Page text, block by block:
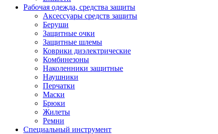
Рабочая одежда, средства защиты
Аксессуары средств защиты
Беруши
Защитные очки
Защитные шлемы
Коврики диэлектрические
Комбинезоны
Наколенники защитные
Наушники
Перчатки
Маски
Брюки
Жилеты
Ремни
Специальный инструмент